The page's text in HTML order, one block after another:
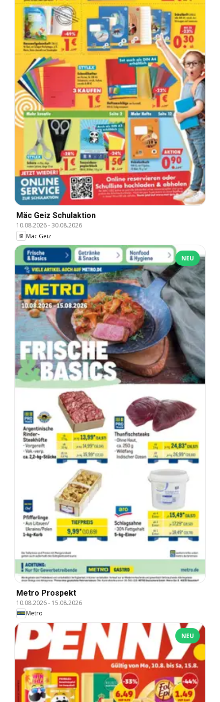
Mäc Geiz Schulaktion
10.08.2026-30.08.2026
Mäc Geiz
NEU
Metro Prospekt
10.08.2026- 15.08.2026
Metro
NEU